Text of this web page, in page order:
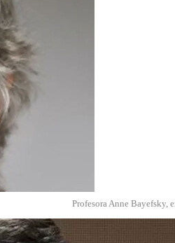
Profesora Anne Bayefsky,